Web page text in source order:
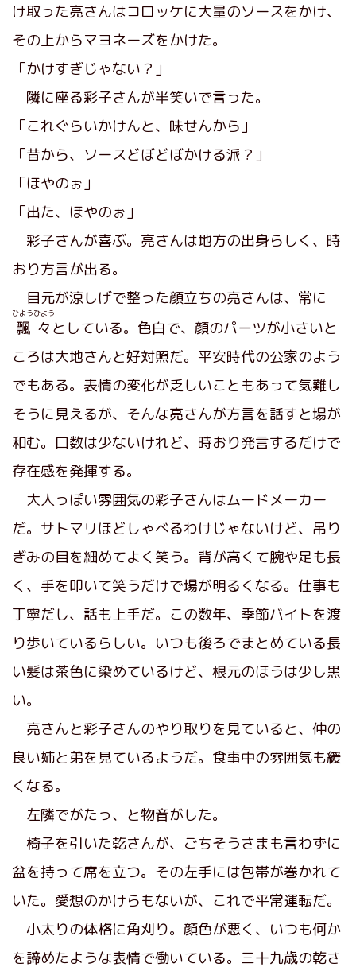
け取った亮さんはコロッケに大量のソースをかけ、
その上からマヨネーズをかけた。
「かけすぎじゃない？」
隣に座る彩子さんが半笑いで言った。
「これぐらいかけんと、味せんから」
「昔から、ソースどぼどぼかける派？」
「ほやのぉ」
「出た、ほやのぉ」
彩子さんが喜ぶ。亮さんは地方の出身らしく、時
おり方言が出る。
目元が涼しげで整った顔立ちの亮さんは、常に
飄々
ひようひよう
としている。色白で、顔のパーツが小さいと
ころは大地さんと好対照だ。平安時代の公家のよう
でもある。表情の変化が乏しいこともあって気難し
そうに見えるが、そんな亮さんが方言を話すと場が
和む。口数は少ないけれど、時おり発言するだけで
存在感を発揮する。
大人っぽい雰囲気の彩子さんはムードメーカー
だ。サトマリほどしゃべるわけじゃないけど、吊り
ぎみの目を細めてよく笑う。背が高くて腕や足も長
く、手を叩いて笑うだけで場が明るくなる。仕事も
丁寧だし、話も上手だ。この数年、季節バイトを渡
り歩いているらしい。いつも後ろでまとめている長
い髪は茶色に染めているけど、根元のほうは少し黒
い。
亮さんと彩子さんのやり取りを見ていると、仲の
良い姉と弟を見ているようだ。食事中の雰囲気も緩
くなる。
左隣でがたっ、と物音がした。
椅子を引いた乾さんが、ごちそうさまも言わずに
盆を持って席を立つ。その左手には包帯が巻かれて
いた。愛想のかけらもないが、これで平常運転だ。
小太りの体格に角刈り。顔色が悪く、いつも何か
を諦めたような表情で働いている。三十九歳の乾さ